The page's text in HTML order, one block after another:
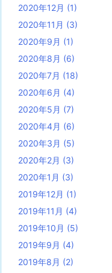
2020年12月 (1)
2020年11月 (3)
2020年9月 (1)
2020年8月 (6)
2020年7月 (18)
2020年6月 (4)
2020年5月 (7)
2020年4月 (6)
2020年3月 (5)
2020年2月 (3)
2020年1月 (3)
2019年12月 (1)
2019年11月 (4)
2019年10月 (5)
2019年9月 (4)
2019年8月 (2)